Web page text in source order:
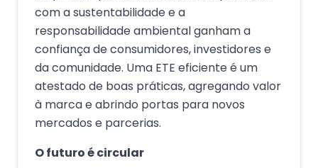
com a sustentabilidade e a
responsabilidade ambiental ganham a
confiança de consumidores, investidores e
da comunidade. Uma ETE eficiente é um
atestado de boas práticas, agregando valor
à marca e abrindo portas para novos
mercados e parcerias.
O futuro é circular